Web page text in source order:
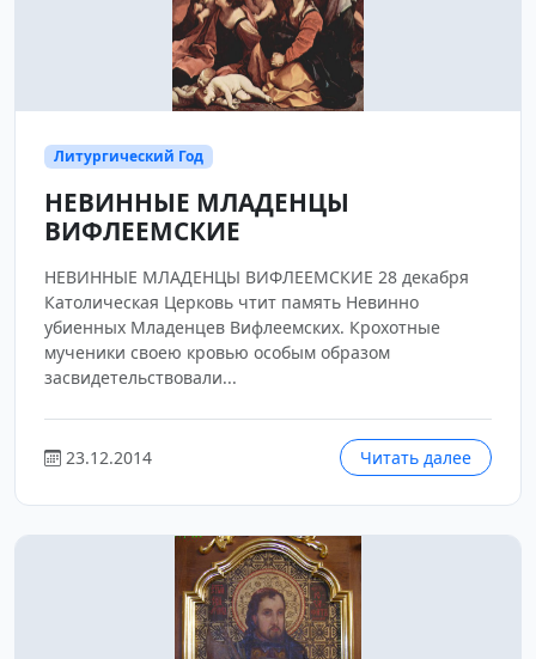
Литургический Год
НЕВИННЫЕ МЛАДЕНЦЫ
ВИФЛЕЕМСКИЕ
НЕВИННЫЕ МЛАДЕНЦЫ ВИФЛЕЕМСКИЕ 28 декабря
Католическая Церковь чтит память Невинно
убиенных Младенцев Вифлеемских. Крохотные
мученики своею кровью особым образом
засвидетельствовали...
23.12.2014 Читать далее